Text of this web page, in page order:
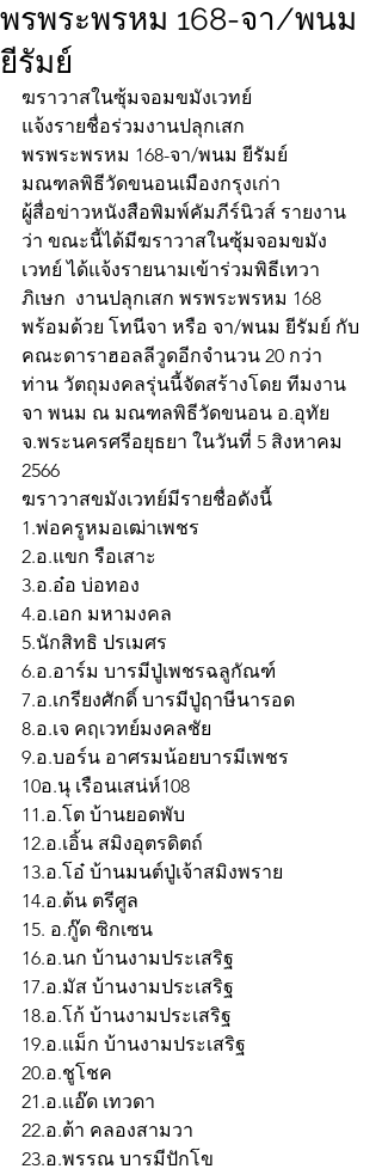
พรพระพรหม 168-จา/พนม
ยีรัมย์
ฆราวาสในซุ้มจอมขมังเวทย์
แจ้งรายชื่อร่วมงานปลุกเสก
พรพระพรหม 168-จา/พนม ยีรัมย์
มณฑลพิธีวัดขนอนเมืองกรุงเก่า
ผู้สื่อข่าวหนังสือพิมพ์คัมภีร์นิวส์ รายงาน
ว่า ขณะนี้ได้มีฆราวาสในซุ้มจอมขมัง
เวทย์ ได้แจ้งรายนามเข้าร่วมพิธีเทวา
ภิเษก  งานปลุกเสก พรพระพรหม 168
พร้อมด้วย โทนีจา หรือ จา/พนม ยีรัมย์ กับ
คณะดาราฮอลลีวูดอีกจำนวน 20 กว่า
ท่าน วัตถุมงคลรุ่นนี้จัดสร้างโดย ทีมงาน
จา พนม ณ มณฑลพิธีวัดขนอน อ.อุทัย
จ.พระนครศรีอยุธยา ในวันที่ 5 สิงหาคม
2566
ฆราวาสขมังเวทย์มีรายชื่อดังนี้
1.พ่อครูหมอเฒ่าเพชร
2.อ.แขก รือเสาะ
3.อ.อ๋อ บ่อทอง
4.อ.เอก มหามงคล
5.นักสิทธิ ปรเมศร
6.อ.อาร์ม บารมีปู่เพชรฉลูกัณฑ์
7.อ.เกรียงศักดิ์ บารมีปู่ฤาษีนารอด
8.อ.เจ คฤเวทย์มงคลชัย
9.อ.บอร์น อาศรมน้อยบารมีเพชร
10อ.นุ เรือนเสน่ห์108
11.อ.โต บ้านยอดพับ
12.อ.เอิ้น สมิงอุตรดิตถ์
13.อ.โอ๋ บ้านมนต์ปู่เจ้าสมิงพราย
14.อ.ต้น ตรีศูล
15. อ.กู๊ด ซิกเซน
16.อ.นก บ้านงามประเสริฐ
17.อ.มัส บ้านงามประเสริฐ
18.อ.โก้ บ้านงามประเสริฐ
19.อ.แม็ก บ้านงามประเสริฐ
20.อ.ชูโชค
21.อ.แอ๊ด เทวดา
22.อ.ต้า คลองสามวา
23.อ.พรรณ บารมีปักโข